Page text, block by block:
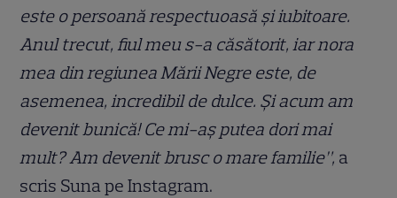
este o persoană respectuoasă și iubitoare.
Anul trecut, fiul meu s-a căsătorit, iar nora
mea din regiunea Mării Negre este, de
asemenea, incredibil de dulce. Și acum am
devenit bunică! Ce mi-aș putea dori mai
mult? Am devenit brusc o mare familie”, a
scris Suna pe Instagram.